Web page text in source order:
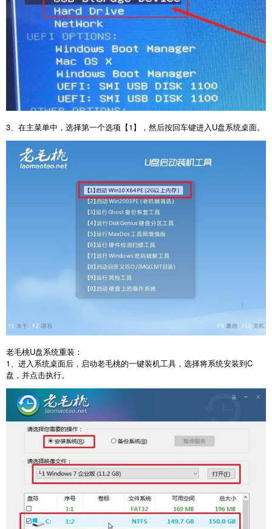
3 、在主菜单中，选择第一个选项【1】，然后按回车键进入 U盘系统桌面。
老毛桃U盘系统重装：
1、进入系统桌面后，启动老毛桃的一键装机工具，选择将系统安装到C
盘，并点击执行。